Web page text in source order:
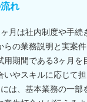
れ
月は社内制度や手続
らの業務説明と実案
用期間である3ヶ月を
いやスキルに応じて
は、基本業務の一部